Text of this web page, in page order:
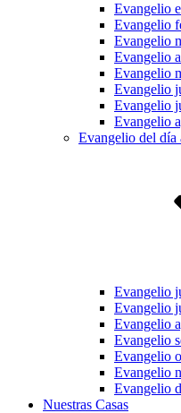
Evangelio
Evangelio
Evangelio
Evangelio
Evangelio
Evangelio
Evangelio
Evangelio
Evangelio del día
Evangelio
Evangelio
Evangelio
Evangelio
Evangelio
Evangelio
Evangelio
Nuestras Casas